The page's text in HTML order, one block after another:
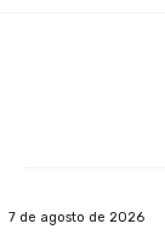
7 de agosto de 2026